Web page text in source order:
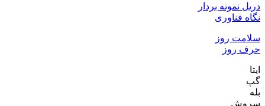
دریل نمونه بردار
نگاه فناوری
سلامت روز
حرف روز
ایتا
گپ
بله
سروش